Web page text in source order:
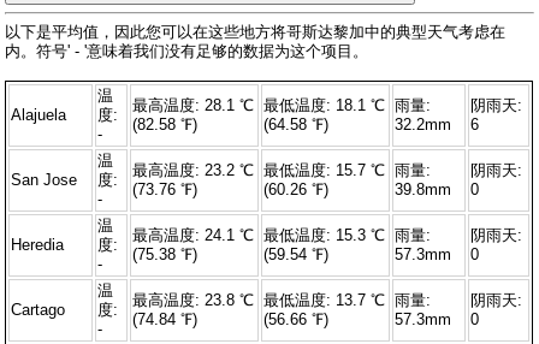
以下是平均值，因此您可以在这些地方将哥斯达黎加中的典型天气考虑在
内。符号' - '意味着我们没有足够的数据为这个项目。
Alajuela
温
度:
-
最高温度: 28.1 ℃
(82.58 ℉)
最低温度: 18.1 ℃
(64.58 ℉)
雨量:
32.2mm
阴雨天:
6
San Jose
温
度:
-
最高温度: 23.2 ℃
(73.76 ℉)
最低温度: 15.7 ℃
(60.26 ℉)
雨量:
39.8mm
阴雨天:
0
Heredia
温
度:
-
最高温度: 24.1 ℃
(75.38 ℉)
最低温度: 15.3 ℃
(59.54 ℉)
雨量:
57.3mm
阴雨天:
0
Cartago
温
度:
-
最高温度: 23.8 ℃
(74.84 ℉)
最低温度: 13.7 ℃
(56.66 ℉)
雨量:
57.3mm
阴雨天:
0